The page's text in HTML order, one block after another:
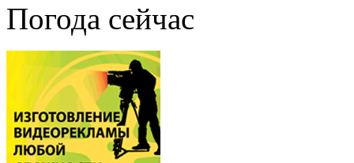
Погода сейчас